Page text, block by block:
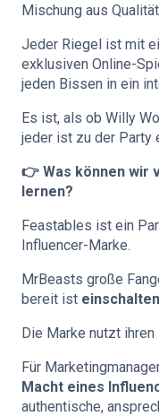
Mischung aus
Jeder Riegel ist mit
exklusiven Online-
jeden Bissen in ein
Es ist, als ob Willy
jeder ist zu der Party
👉 Was können wir
lernen?
Feastables ist ein
Influencer-Marke.
MrBeasts große
bereit ist
Die Marke nutzt ihren
Für
Macht eines
authentische,